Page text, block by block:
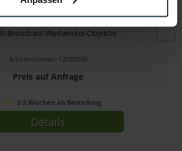
Canon CJ15ex4.3B
Broadcast-Weitwinkel-Objektiv
Artikelnummer: 12285266
Preis auf Anfrage
2-3 Wochen ab Bestellung
Details